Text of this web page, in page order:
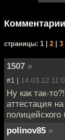
Комментарии
cтраницы: 1 | 2 3
1507 »
#1 | 14.03.12
Ну как так-
аттестация
полицейского
polinov85 »